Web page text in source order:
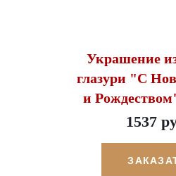
Украшение
глазури "С
и
1537